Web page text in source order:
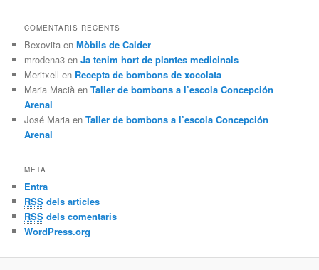
COMENTARIS RECENTS
Bexovita enMòbils de Calder
mrodena3 enJa tenim hort de plantes medicinals
Meritxell en Recepta de bombons de xocolata
Maria Macià enTaller de bombons a l’escola Concepción
Arenal
José Maria enTaller de bombons a l’escola Concepción
Arenal
META
Entra
RSS dels articles
RSS dels comentaris
WordPress.org